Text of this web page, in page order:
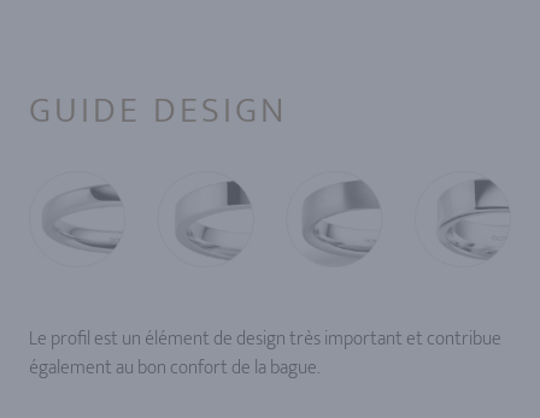
GUIDE DESIGN
Le profil est un élément de design très important et contribue
également au bon confort de la bague.